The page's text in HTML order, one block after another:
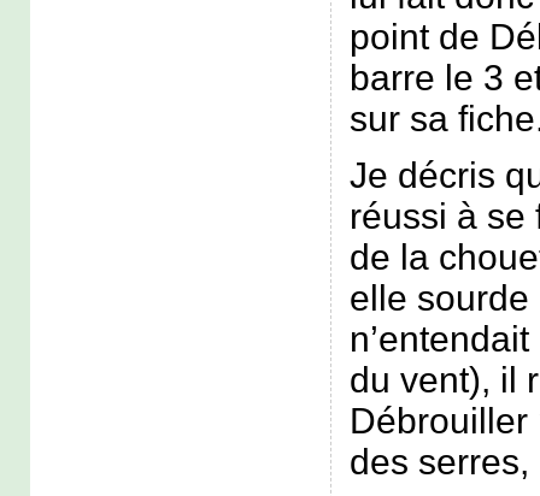
point de
barre le 3
sur sa
Je décris
réussi à se
de la
elle sourde
du vent), il
Débrouiller
des